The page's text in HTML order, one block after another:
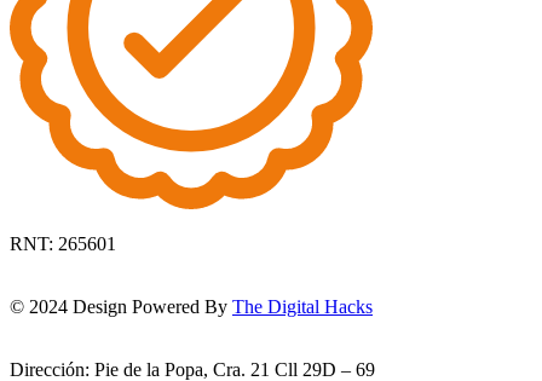
RNT: 265601
© 2024 Design Powered By The Digital Hacks
Dirección: Pie de la Popa, Cra. 21 Cll 29D – 69